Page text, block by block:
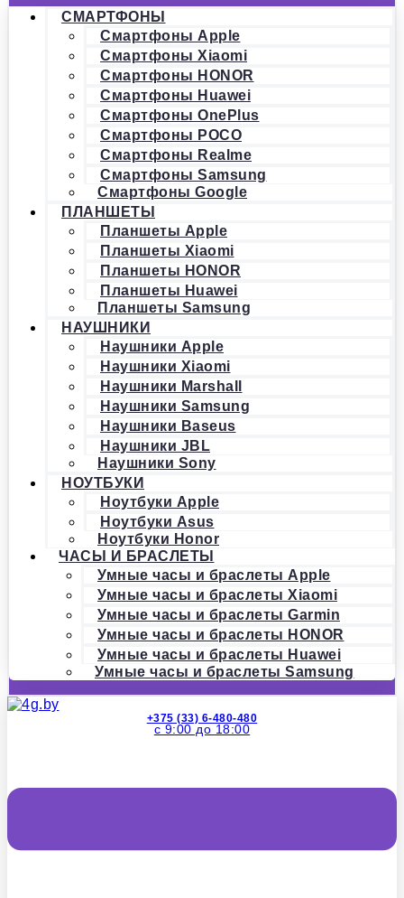
СМАРТФОНЫ
Смартфоны Apple
Смартфоны Xiaomi
Смартфоны HONOR
Смартфоны Huawei
Смартфоны OnePlus
Смартфоны POCO
Смартфоны Realme
Смартфоны Samsung
Смартфоны Google
ПЛАНШЕТЫ
Планшеты Apple
Планшеты Xiaomi
Планшеты HONOR
Планшеты Huawei
Планшеты Samsung
НАУШНИКИ
Наушники Apple
Наушники Xiaomi
Наушники Marshall
Наушники Samsung
Наушники Baseus
Наушники JBL
Наушники Sony
НОУТБУКИ
Ноутбуки Apple
Ноутбуки Asus
Ноутбуки Honor
ЧАСЫ И БРАСЛЕТЫ
Умные часы и браслеты Apple
Умные часы и браслеты Xiaomi
Умные часы и браслеты Garmin
Умные часы и браслеты HONOR
Умные часы и браслеты Huawei
Умные часы и браслеты Samsung
+375 (33) 6-480-480
с 9:00 до 18:00